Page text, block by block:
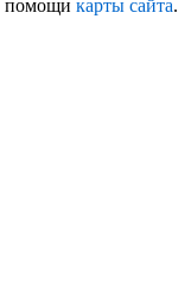
помощи карты сайта.